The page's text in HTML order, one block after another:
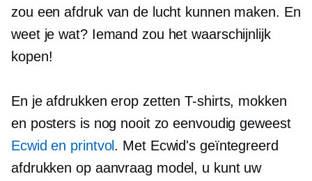
zou een afdruk van de lucht kunnen maken. En
weet je wat? Iemand zou het waarschijnlijk
kopen!
En je afdrukken erop zettenT-shirts, mokken
en posters is nog nooit zo eenvoudig geweest
Ecwid en printvol. Met Ecwid's geïntegreerd
afdrukken op aanvraag model, u kunt uw